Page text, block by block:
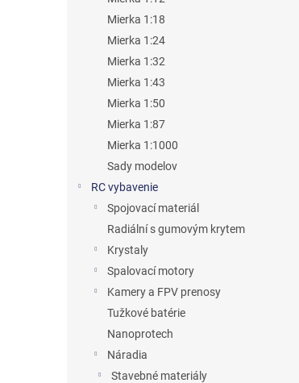
Mierka 1:18
Mierka 1:24
Mierka 1:32
Mierka 1:43
Mierka 1:50
Mierka 1:87
Mierka 1:1000
Sady modelov
RC vybavenie
Spojovací materiál
Radiální s gumovým krytem
Krystaly
Spalovací motory
Kamery a FPV prenosy
Tužkové batérie
Nanoprotech
Náradia
Stavebné materiály